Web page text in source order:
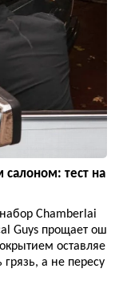
тест на
Chamberlai
Guys прощает ош
оставляе
а не пересу